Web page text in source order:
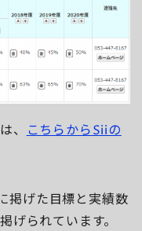
、
こちらからSiiの
掲げた目標と実績数
げられています。